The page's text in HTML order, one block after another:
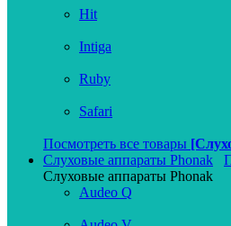
Hit
Intiga
Ruby
Safari
Посмотреть все товары
Слуховые аппараты Phonak
Слуховые аппараты Phonak
Audeo Q